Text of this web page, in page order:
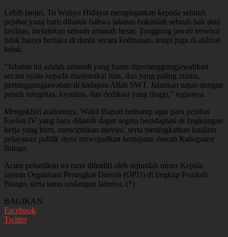
Lebih lanjut, Tri Wahyu Hidayat mengingatkan kepada seluruh
pejabat yang baru dilantik bahwa jabatan bukanlah sebuah hak atau
fasilitas, melainkan sebuah amanah besar. Tanggung jawab tersebut
tidak hanya berlaku di dunia secara kedinasan, tetapi juga di akhirat
kelak.
“Jabatan ini adalah amanah yang harus dipertanggungjawabkan
secara nyata kepada masyarakat luas, dan yang paling utama,
pertanggungjawaban di hadapan Allah SWT. Jalankan tugas dengan
penuh integritas, loyalitas, dan dedikasi yang tinggi,” tegasnya.
Mengakhiri arahannya, Wakil Bupati berharap agar para pejabat
Eselon IV yang baru dilantik dapat segera beradaptasi di lingkungan
kerja yang baru, menciptakan inovasi, serta meningkatkan kualitas
pelayanan publik demi mewujudkan kemajuan daerah Kabupaten
Bungo.
Acara pelantikan ini turut dihadiri oleh sejumlah unsur Kepala
jajaran Organisasi Perangkat Daerah (OPD) di lingkup Pemkab
Bungo, serta tamu undangan lainnya. (*)
BAGIKAN
Facebook
Twitter